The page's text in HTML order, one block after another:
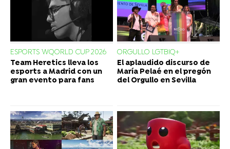
ESPORTS WQORLD CUP 2026
Team Heretics lleva los
esports a Madrid con un
gran evento para fans
ORGULLO LGTBIQ+
El aplaudido discurso de
María Pelaé en el pregón
del Orgullo en Sevilla